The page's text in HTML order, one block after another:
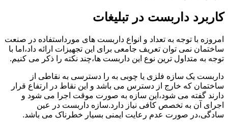
کاربرد داربست در تبلیغات
امروزه با توجه به تعداد و انواع داربست های مورداستفاده در صنعت
ساختمان نمی توان تعریف جامعی برای این تجهیزات ارائه داد،اما با
توجه به متداول ترین نوع این داربست ها،چند نکته را ذکر می کنیم.
داربست یک سازه فلزی یا چوبی به را دسترسی به نقاطی از
ساختمان که خارج از دسترس می باشد و این نقاط در ارتفاع قرار
دارند گفته می شود،این سازه به صورت موقت اجرا می شود و
اجرای آن به تخصص کافی نیاز دارد.سازه داربست در عین
سادگی،در صورت عدم رعایت ایمنی بسیار خطرناک می باشد.